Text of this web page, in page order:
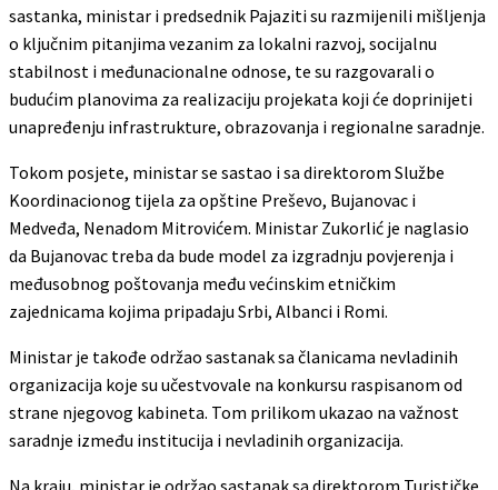
sastanka, ministar i predsednik Pajaziti su razmijenili mišljenja
o ključnim pitanjima vezanim za lokalni razvoj, socijalnu
stabilnost i međunacionalne odnose, te su razgovarali o
budućim planovima za realizaciju projekata koji će doprinijeti
unapređenju infrastrukture, obrazovanja i regionalne saradnje.
Tokom posjete, ministar se sastao i sa direktorom Službe
Koordinacionog tijela za opštine Preševo, Bujanovac i
Medveđa, Nenadom Mitrovićem. Ministar Zukorlić je naglasio
da Bujanovac treba da bude model za izgradnju povjerenja i
međusobnog poštovanja među većinskim etničkim
zajednicama kojima pripadaju Srbi, Albanci i Romi.
Ministar je takođe održao sastanak sa članicama nevladinih
organizacija koje su učestvovale na konkursu raspisanom od
strane njegovog kabineta. Tom prilikom ukazao na važnost
saradnje između institucija i nevladinih organizacija.
Na kraju, ministar je održao sastanak sa direktorom Turističke